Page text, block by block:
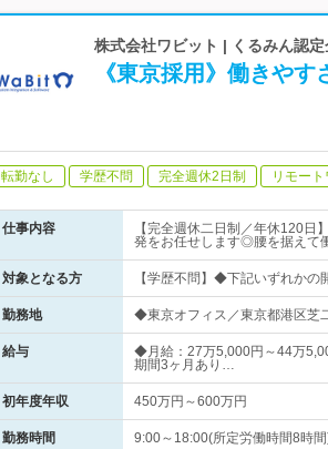
株式会社ワビット | くるみん認
《東京採用》働きや
転勤なし 学歴不問 完全週休2日制 リモー
仕事内容
【完全週休二日制／年休120
発をお任せします◎腰を据えて
対象となる方 【学歴不問】◆下記いずれか
勤務地 ◆東京オフィス／東京都港区芝
給与
◆月給：27万5,000円～44万
期間3ヶ月あり…
初年度年収 450万円～600万円
勤務時間 9:00～18:00(所定労働時間8時